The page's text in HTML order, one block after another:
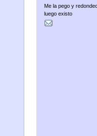
Me la pego y
luego existo